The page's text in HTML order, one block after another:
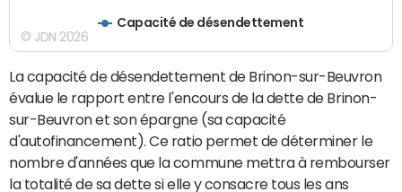
Capacité de désendettement
© JDN 2026
La capacité de désendettement de Brinon-sur-Beuvron
évalue le rapport entre l'encours de la dette de Brinon-
sur-Beuvron et son épargne (sa capacité
d'autofinancement). Ce ratio permet de déterminer le
nombre d'années que la commune mettra à rembourser
la totalité de sa dette si elle y consacre tous les ans